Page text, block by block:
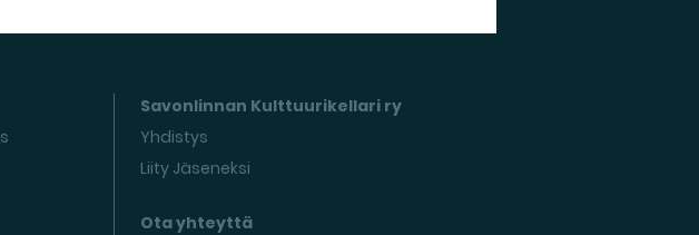
Savonlinnan Kulttuurikellari ry
Yhdistys
Liity Jäseneksi
Ota yhteyttä